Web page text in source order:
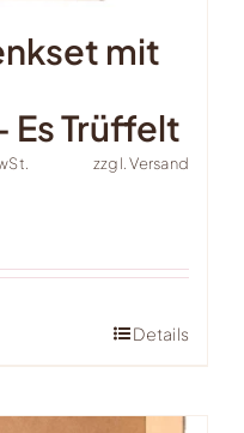
mit
Es Trüffelt
zzgl.Versand
Details